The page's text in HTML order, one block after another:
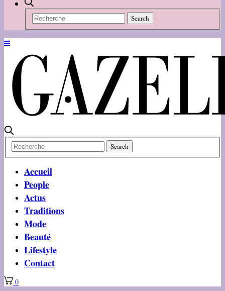
Accueil
People
Actus
Traditions
Mode
Beauté
Lifestyle
Contact
0